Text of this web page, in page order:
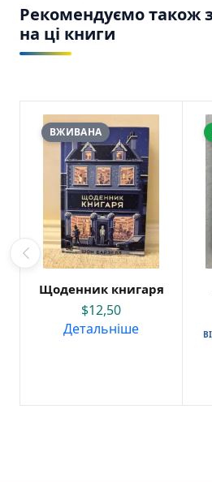
Рекомендуємо також
на ці книги
ВЖИВАНА
Щоденник книгаря
$12,50
Детальніше